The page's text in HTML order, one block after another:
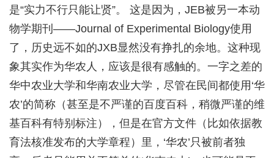
是“实力不行只能让贤”。 这是因为，JEB被另一本动
物学期刊——Journal of Experimental Biology使用
了，历史远不如的JXB显然没有挣扎的余地。这种现
象其实作为华农人，应该是很有感触的。一字之差的
华中农业大学和华南农业大学，尽管在民间都使用‘华
农’的简称（甚至是不严谨的百度百科，稍微严谨的维
基百科有特别标注），但是在官方文件（比如依据教
育法核准发布的大学章程）里，‘华农’只被前者独